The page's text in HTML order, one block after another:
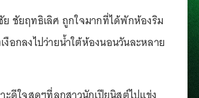
ชัยฤทธิเลิศ ถูกใจมากที่ได้พักห้องริม
อกลงไปว่ายน้ำใต้ห้องนอนวันละหลาย